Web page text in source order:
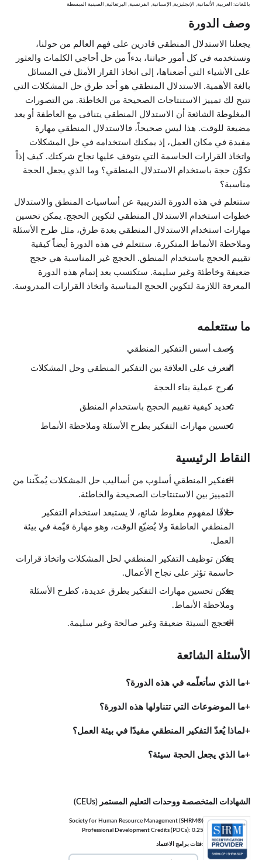
باللغات: العربية, الألمانية, الإنجليزية, الإسبانية, الفرنسية, البرتغالية, الصينية المبسطة
وصف الدورة
يجعلنا الاستدلال المنطقي قادرين على فهم العالم من حولنا،
ونستخدمه في كل أمور حياتنا، بدءاً من حل أحاجي الكلمات والعثور
على الأشياء التي أضعناها، إلى اتخاذ القرار الأمثل في المسائل
بالغة الأهمية. الاستدلال المنطقي هو أحد طرق حل المشكلات التي
تتيح لك تمييز الاستنتاجات الصحيحة من الخاطئة. من التصورات
المغلوطة الشائعة أن الاستدلال المنطقي يتنافى مع العاطفة أو يعد
مضيعة للوقت. هذا ليس صحيحاً، فالاستدلال المنطقي مهارة
مفيدة في مكان العمل، إذ يمكنك استخدامه في حل المشكلات
واتخاذ القرارات الحاسمة التي يتوقف عليها نجاح شركتك. كيف إذاً
تكوِّن حجة باستخدام الاستدلال المنطقي؟ وما الذي يجعل الحجة
مناسبة؟
ستتعلم في هذه الدورة التدريبية عن أساسيات المنطق والاستدلال
خطوات استخدام الاستدلال المنطقي لتكوين الحجج. يمكن تحسين
مهارات استخدام الاستدلال المنطقي بعدة طرق، مثل طرح الأسئلة
وملاحظة الأنماط المتكررة. ستتعلم في هذه الدورة أيضاً كيفية
تقييم الحجج باستخدام المنطق. الحجج غير المناسبة هي حجج
ضعيفة وخاطئة وغير سليمة. ستكتسب بعد إتمام هذه الدورة
المعرفة اللازمة لتكوين الحجج المناسبة واتخاذ القرارات المدروسة.
ما ستتعلمه
وصف أسس التفكير المنطقي
التعرف على العلاقة بين التفكير المنطقي وحل المشكلات
شرح عملية بناء الحجة
تحديد كيفية تقييم الحجج باستخدام المنطق
تحسين مهارات التفكير بطرح الأسئلة وملاحظة الأنماط
النقاط الرئيسية
التفكير المنطقي أسلوب من أساليب حل المشكلات يُمكّننا من
التمييز بين الاستنتاجات الصحيحة والخاطئة.
خلافًا لمفهوم مغلوط شائع، لا يستبعد استخدام التفكير
المنطقي العاطفةَ ولا يُضيّع الوقت، وهو مهارة قيّمة في بيئة
العمل.
يمكن توظيف التفكير المنطقي لحل المشكلات واتخاذ قرارات
حاسمة تؤثر على نجاح الأعمال.
يمكن تحسين مهارات التفكير بطرق عديدة، كطرح الأسئلة
وملاحظة الأنماط.
الحجج السيئة ضعيفة وغير صالحة وغير سليمة.
الأسئلة الشائعة
ما الذي سأتعلّمه في هذه الدورة؟
ما الموضوعات التي تتناولها هذه الدورة؟
لماذا يُعدّ التفكير المنطقي مفيدًا في بيئة العمل؟
ما الذي يجعل الحجة سيئة؟
الشهادات المتخصصة ووحدات التعليم المستمر (CEUs)
Society for Human Resource Management (SHRM®)
Professional Development Credits (PDCs): 0.25
:فئات برامج الاعتماد